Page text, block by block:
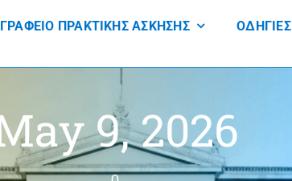
ΓΡΑΦΕΙΟ ΠΡΑΚΤΙΚΗΣ ΑΣΚΗΣΗΣ ΟΔΗΓΙΕΣ
9, 2026